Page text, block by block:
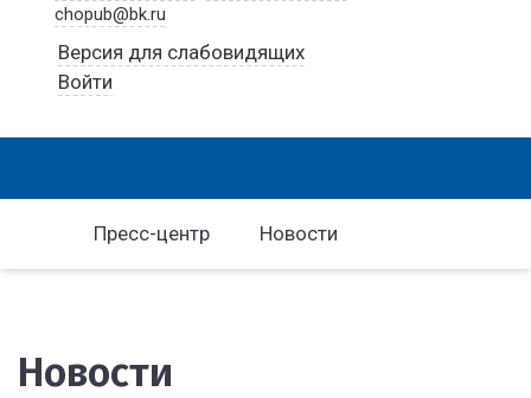
chopub@bk.ru
Версия для слабовидящих
Войти
Пресс-центр Новости
Новости